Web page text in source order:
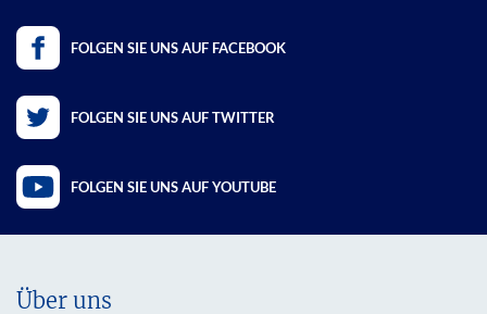
FOLGEN SIE UNS AUF FACEBOOK
FOLGEN SIE UNS AUF TWITTER
FOLGEN SIE UNS AUF YOUTUBE
Über uns